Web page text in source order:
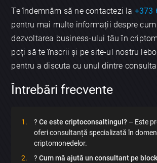
Te îndemnăm să ne contactezi la +373
pentru mai multe informații despre
dezvoltarea business-ului tău în
poți să te înscrii și pe site-ul nostru
pentru a discuta cu unul dintre
Întrebări frecvente
?Ce este criptoconsaltingul? – Este
oferi consultanță specializată în
criptomonedelor.
?Cum mă ajută un consultant pe